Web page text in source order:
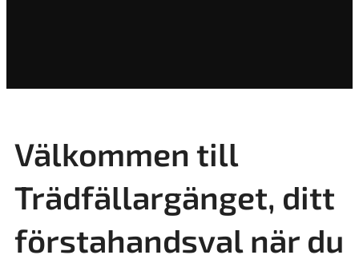
Välkommen till
Trädfällargänget, ditt
förstahandsval när du